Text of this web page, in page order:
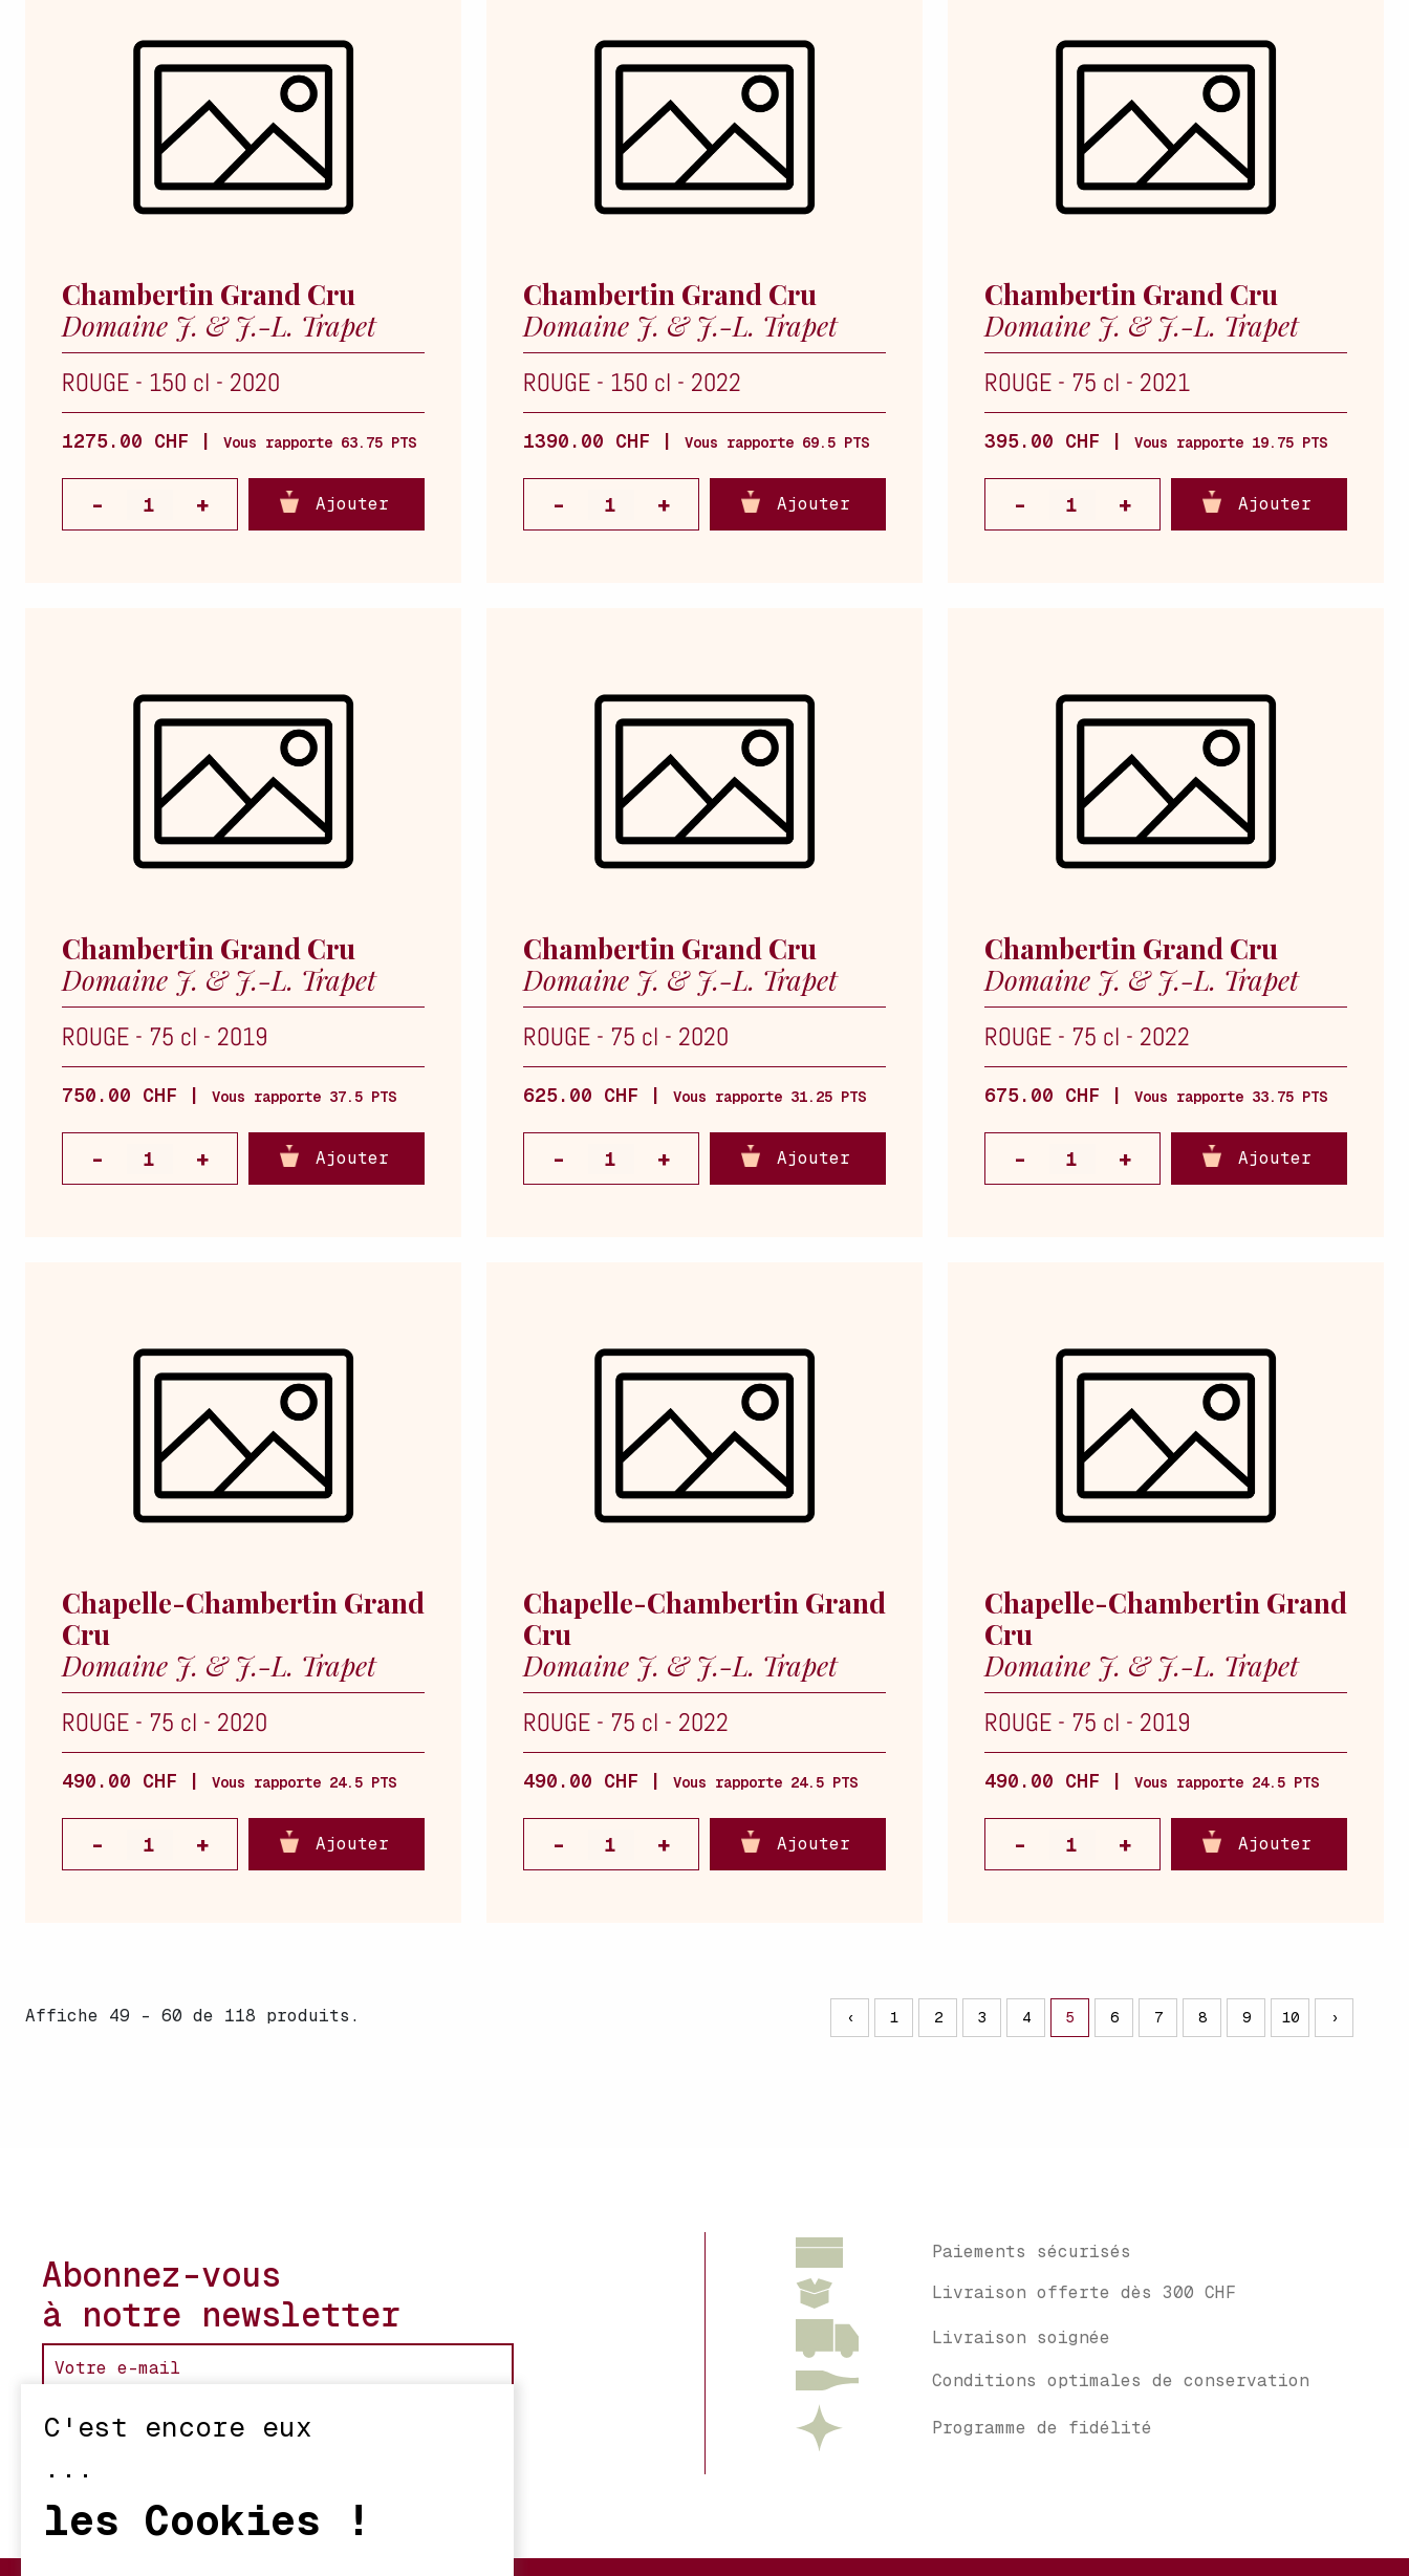
Chambertin Grand Cru
Domaine J. & J.-L. Trapet
ROUGE - 150 cl - 2020
1275.00 CHF | Vous rapporte 63.75 PTS
Ajouter
Chambertin Grand Cru
Domaine J. & J.-L. Trapet
ROUGE - 150 cl - 2022
1390.00 CHF | Vous rapporte 69.5 PTS
Ajouter
Chambertin Grand Cru
Domaine J. & J.-L. Trapet
ROUGE - 75 cl - 2021
395.00 CHF | Vous rapporte 19.75 PTS
Ajouter
Chambertin Grand Cru
Domaine J. & J.-L. Trapet
ROUGE - 75 cl - 2019
750.00 CHF | Vous rapporte 37.5 PTS
Ajouter
Chambertin Grand Cru
Domaine J. & J.-L. Trapet
ROUGE - 75 cl - 2020
625.00 CHF | Vous rapporte 31.25 PTS
Ajouter
Chambertin Grand Cru
Domaine J. & J.-L. Trapet
ROUGE - 75 cl - 2022
675.00 CHF | Vous rapporte 33.75 PTS
Ajouter
Chapelle-Chambertin Grand
Cru
Domaine J. & J.-L. Trapet
ROUGE - 75 cl - 2020
490.00 CHF | Vous rapporte 24.5 PTS
Ajouter
Chapelle-Chambertin Grand
Cru
Domaine J. & J.-L. Trapet
ROUGE - 75 cl - 2022
490.00 CHF | Vous rapporte 24.5 PTS
Ajouter
Chapelle-Chambertin Grand
Cru
Domaine J. & J.-L. Trapet
ROUGE - 75 cl - 2019
490.00 CHF | Vous rapporte 24.5 PTS
Ajouter
Affiche 49 - 60 de 118 produits. ‹ 1 2 3 4 5 6 7 8 9 10 ›
Abonnez-vous
à notre newsletter
Paiements sécurisés
Livraison offerte dès 300 CHF
Livraison soignée
Conditions optimales de conservation
Programme de fidélité
C'est encore eux
...
les Cookies !